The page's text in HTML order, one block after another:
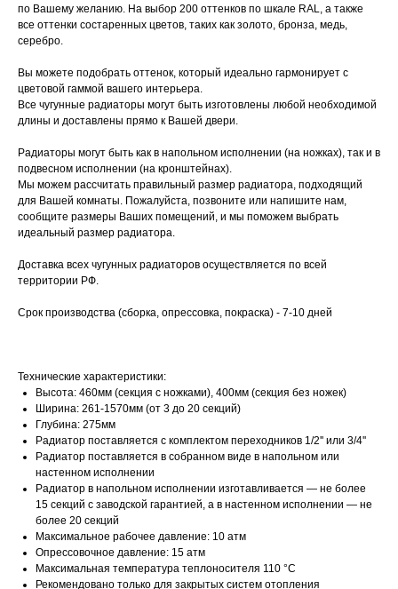
по Вашему желанию. На выбор 200 оттенков по шкале RAL, а также
все оттенки состаренных цветов, таких как золото, бронза, медь,
серебро.
Вы можете подобрать оттенок, который идеально гармонирует с
цветовой гаммой вашего интерьера.
Все чугунные радиаторы могут быть изготовлены любой необходимой
длины и доставлены прямо к Вашей двери.
Радиаторы могут быть как в напольном исполнении (на ножках), так и в
подвесном исполнении (на кронштейнах).
Мы можем рассчитать правильный размер радиатора, подходящий
для Вашей комнаты. Пожалуйста, позвоните или напишите нам,
сообщите размеры Ваших помещений, и мы поможем выбрать
идеальный размер радиатора.
Доставка всех чугунных радиаторов осуществляется по всей
территории РФ.
Срок производства (сборка, опрессовка, покраска) - 7-10 дней
Технические характеристики:
Высота: 460мм (секция c ножками), 400мм (секция без ножек)
Ширина: 261-1570мм (от 3 до 20 секций)
Глубина: 275мм
Радиатор поставляется с комплектом переходников 1/2'' или 3/4''
Радиатор поставляется в собранном виде в напольном или
настенном исполнении
Радиатор в напольном исполнении изготавливается — не более
15 секций с заводской гарантией, а в настенном исполнении — не
более 20 секций
Максимальное рабочее давление: 10 атм
Опрессовочное давление: 15 атм
Максимальная температура теплоносителя 110 °С
Рекомендовано только для закрытых систем отопления